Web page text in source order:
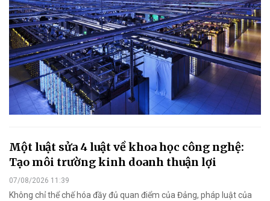
Một luật sửa 4 luật về khoa học công nghệ:
Tạo môi trường kinh doanh thuận lợi
07/08/2026 11:39
Không chỉ thể chế hóa đầy đủ quan điểm của Đảng, pháp luật của